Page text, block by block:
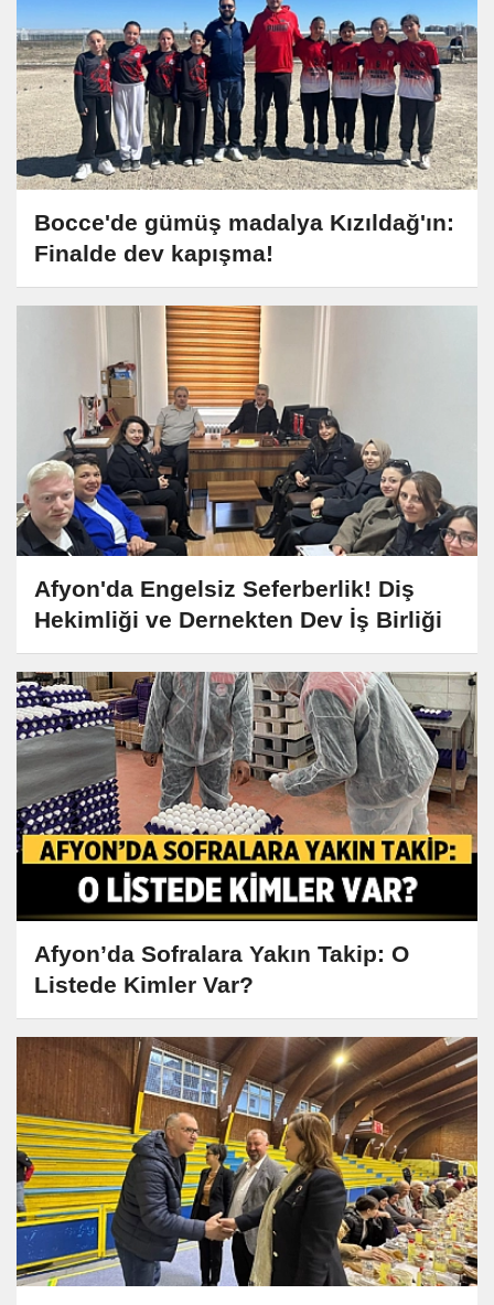
Bocce'de gümüş madalya Kızıldağ'ın:
Finalde dev kapışma!
Afyon'da Engelsiz Seferberlik! Diş
Hekimliği ve Dernekten Dev İş Birliği
Afyon’da Sofralara Yakın Takip: O
Listede Kimler Var?